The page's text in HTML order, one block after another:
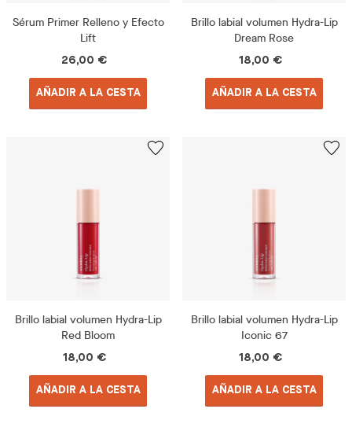
Sérum Primer Relleno y Efecto
Lift
26,00 €
AÑADIR A LA CESTA
Brillo labial volumen Hydra-Lip
Dream Rose
18,00 €
AÑADIR A LA CESTA
Brillo labial volumen Hydra-Lip
Red Bloom
18,00 €
AÑADIR A LA CESTA
Brillo labial volumen Hydra-Lip
Iconic 67
18,00 €
AÑADIR A LA CESTA